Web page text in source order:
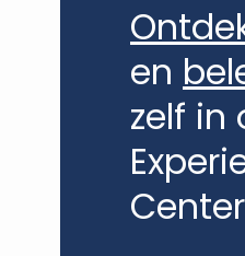
en
zelf in
Center